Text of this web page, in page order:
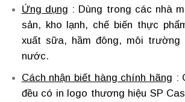
Ứng dụng : Dùng trong các nhà
sản, kho lạnh, chế biến thực
xuất sữa, hầm đông, môi
nước.
Cách nhận biết hàng chính hãng :
đều có in logo thương hiệu SP